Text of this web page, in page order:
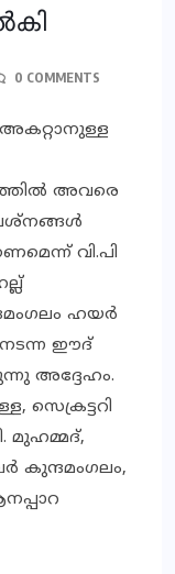
0 COMMENTS
അവരെ
വി.പി
ഹയർ
ഈദ്
അദ്ദേഹം.
സെക്രട്ടറി
മുഹമ്മദ്,